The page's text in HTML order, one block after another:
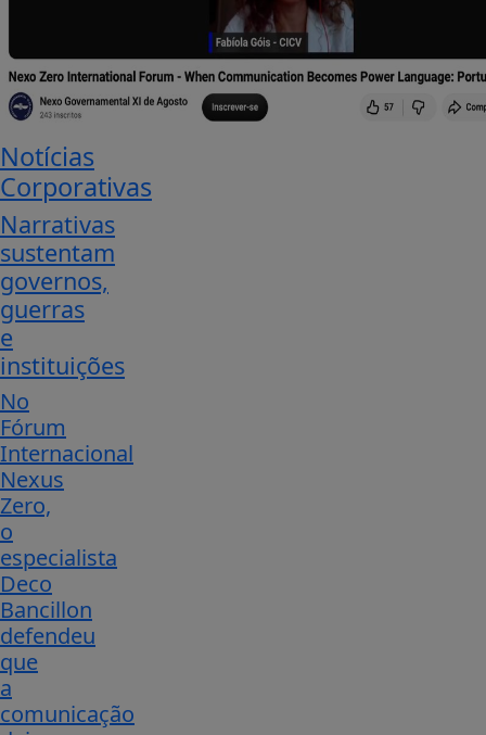
Notícias
Corporativas
Narrativas
sustentam
governos,
guerras
e
instituições
No
Fórum
Internacional
Nexus
Zero,
o
especialista
Deco
Bancillon
defendeu
que
a
comunicação